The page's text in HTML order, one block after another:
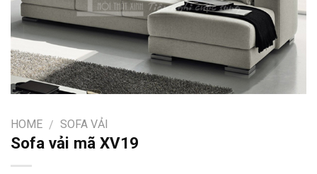
HOME / SOFA VẢI
Sofa vải mã XV19